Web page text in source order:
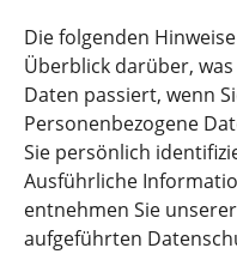
Die folgenden
Überblick darüber,
Daten passiert, wenn
Personenbezogene
Sie persönlich
Ausführliche
entnehmen Sie
aufgeführten